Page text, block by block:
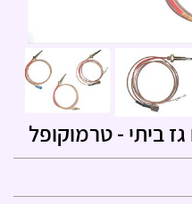
גז ביתי - טרמוקופל